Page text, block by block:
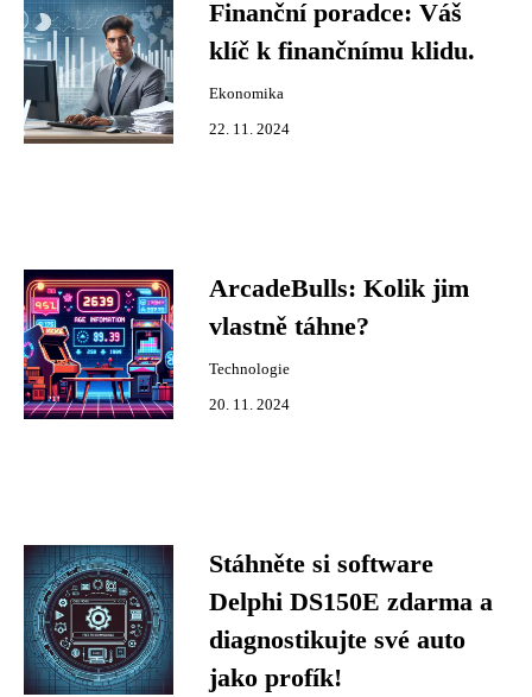
Finanční poradce: Váš
klíč k finančnímu klidu.
Ekonomika
22. 11. 2024
ArcadeBulls: Kolik jim
vlastně táhne?
Technologie
20. 11. 2024
Stáhněte si software
Delphi DS150E zdarma a
diagnostikujte své auto
jako profík!